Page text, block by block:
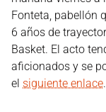
Fonteta, pabellón
6 años de
Basket. El acto
aficionados y se
el siguiente enlace.